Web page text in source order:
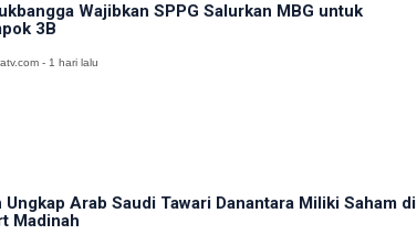
Wajibkan SPPG Salurkan MBG untuk
3B
- 1 hari lalu
Ungkap Arab Saudi Tawari Danantara Miliki Saham di
Madinah